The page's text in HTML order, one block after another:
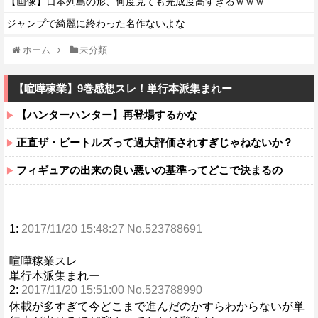
ジャンプで綺麗に終わった名作ないよな
ホーム 未分類
【喧嘩稼業】9巻感想スレ！単行本派集まれー
【ハンターハンター】再登場するかな
正直ザ・ビートルズって過大評価されすぎじゃねないか？
フィギュアの出来の良い悪いの基準ってどこで決まるの
1: 2017/11/20 15:48:27 No.523788691
喧嘩稼業スレ
単行本派集まれー
2: 2017/11/20 15:51:00 No.523788990
休載が多すぎて今どこまで進んだのかすらわからないが単